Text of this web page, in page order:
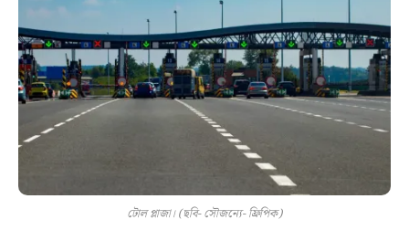
টোল প্লাজা। (ছবি- সৌজন্যে- ফ্রিপিক)